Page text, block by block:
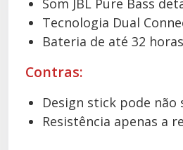
Som JBL Pure Bass
Tecnologia Dual
Bateria de até 32 horas
Contras:
Design stick pode não
Resistência apenas a